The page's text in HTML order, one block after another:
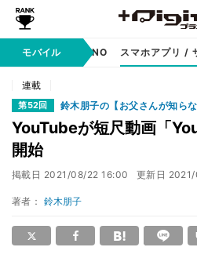
モバイル
携帯キャリア MVNO スマホアプリ /
連載
第52回 鈴木朋子の【お父さんが知ら
YouTubeが短尺動画「
開始
掲載日 2021/08/22 16:00 更新日
著者： 鈴木朋子